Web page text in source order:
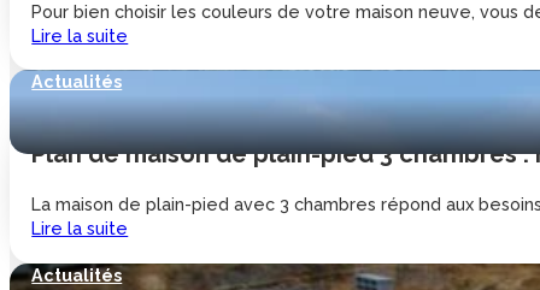
Pour bien choisir les couleurs de votre maison neuve, vous
Lire la suite
Actualités
Plan de maison de plain-pied 3 chambres
La maison de plain-pied avec 3 chambres répond aux
Lire la suite
Actualités